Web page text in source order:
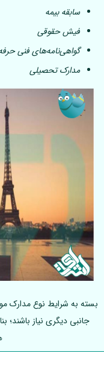
سابقه بیمه
فیش حقوقی
گواهی‌نامه‌های فنی
مدارک تحصیلی
بسته به شرایط نوع مدارک
جانبی دیگری نیاز باشند؛